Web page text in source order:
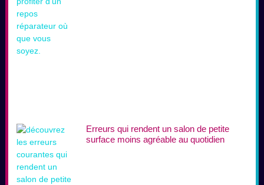
Erreurs qui rendent un salon de petite
surface moins agréable au quotidien